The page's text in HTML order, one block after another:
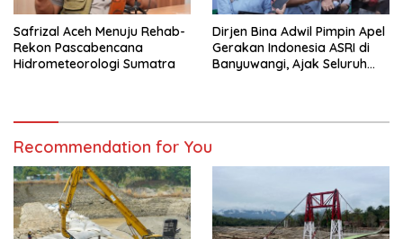
Safrizal Aceh Menuju Rehab-
Rekon Pascabencana
Hidrometeorologi Sumatra
Dirjen Bina Adwil Pimpin Apel
Gerakan Indonesia ASRI di
Banyuwangi, Ajak Seluruh
Recommendation for You